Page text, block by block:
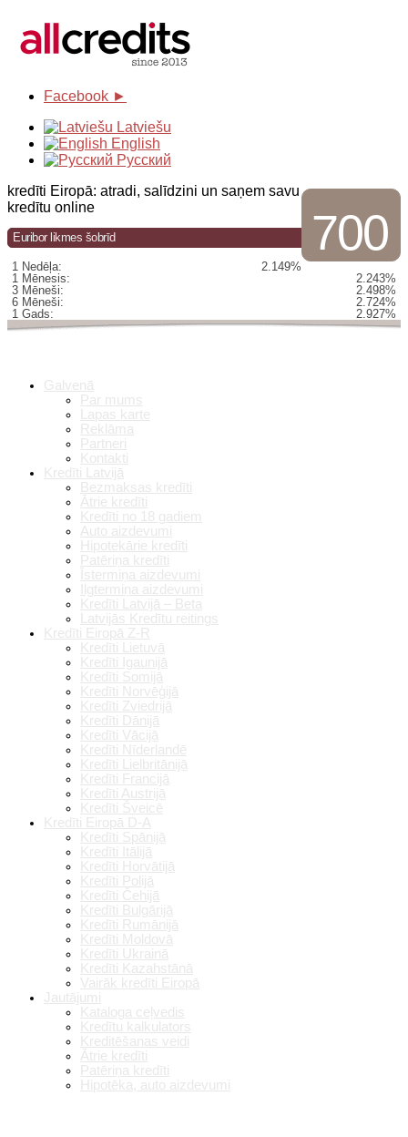
Facebook ►
Latviešu
English
Русский
700
kredīti Eiropā: atradi, salīdzini un saņem savu
kredītu online
Euribor likmes šobrīd
1 Nedēļa:
2.149%
1 Mēnesis:
2.243%
3 Mēneši:
2.498%
6 Mēneši:
2.724%
1 Gads:
2.927%